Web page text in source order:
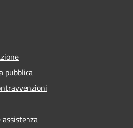
pubblica
assistenza